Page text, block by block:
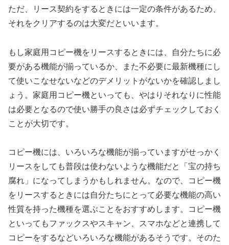
ただ、リース契約をするときには一定の条件があるため、
それをクリアするのは大変だといいます。
もし家庭用コピー機をリースするときには、自分たちに必
要がある機能が揃っているか、また不必要に最新機種にし
て使いこなせないなどのデメリットがないかを確認しまし
ょう。家庭用コピー機といっても、やはりそれなりに性能
は必要となるので使い勝手の良さは必ずチェックしておく
ことが大切です。
コピー機には、いろいろな機能が揃っていますがせっかく
リースをしても普段は使わないような機能だと「宝の持ち
腐れ」になってしまうかもしれません。なので、コピー機
をリースするときには自分たちにとって必要な機能の高い
性質を持った機種を選ぶことをおすすめします。コピー機
といってもファックスやスキャン、スマホなどと連携して
コピーをするなどいろいろな機能があるそうです。そのた